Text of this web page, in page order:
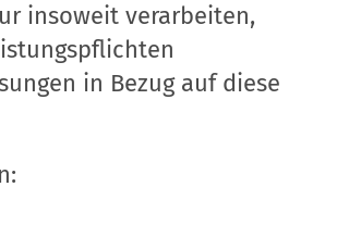
insoweit verarbeiten,
in Bezug auf diese